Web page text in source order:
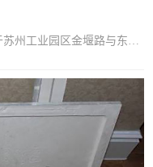
州工业园区金堰路与东旺
工，至2012年10月30日完
施工的一些主要特点及亮
绍。从中国传统文化中吸
现代设计手法，添加现代